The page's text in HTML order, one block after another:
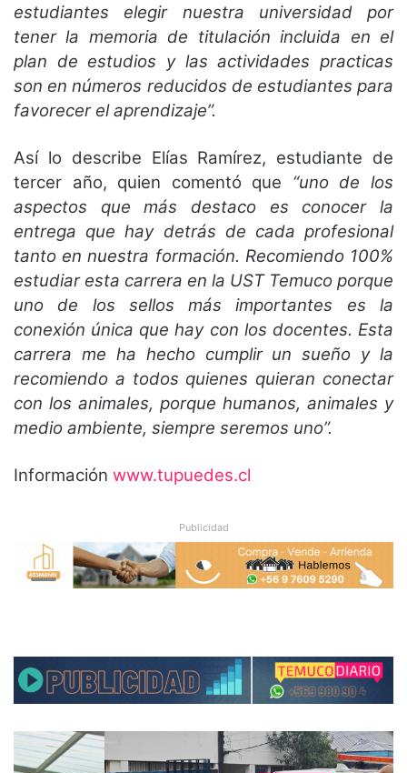
estudiantes elegir nuestra universidad por
tener la memoria de titulación incluida en el
plan de estudios y las actividades practicas
son en números reducidos de estudiantes para
favorecer el aprendizaje”.
Así lo describe Elías Ramírez, estudiante de
tercer año, quien comentó que “uno de los
aspectos que más destaco es conocer la
entrega que hay detrás de cada profesional
tanto en nuestra formación. Recomiendo 100%
estudiar esta carrera en la UST Temuco porque
uno de los sellos más importantes es la
conexión única que hay con los docentes. Esta
carrera me ha hecho cumplir un sueño y la
recomiendo a todos quienes quieran conectar
con los animales, porque humanos, animales y
medio ambiente, siempre seremos uno”.
Información www.tupuedes.cl
Publicidad